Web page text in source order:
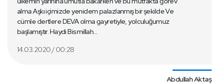
alma Aşkı içimizde yenidem palazlanmış bir şekilde Ve
cümle dertlere DEVA olma gayretiyle, yolculuğumuz
başlamıştır. Haydi Bismillah...
14.03.2020 / 00:28
Abdullah Aktaş